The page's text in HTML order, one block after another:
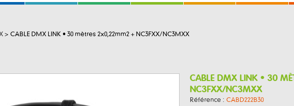
> CABLE DMX LINK • 30 mètres 2x0,22mm2 + NC3FXX/NC3MXX
CABLE DMX LINK • 30
NC3FXX/NC3MXX
Référence : CABD222B30